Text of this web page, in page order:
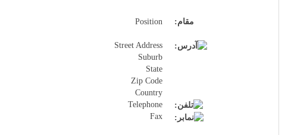
مقام: Position
Street Address
Suburb
State
Zip Code
Country
Telephone
Fax